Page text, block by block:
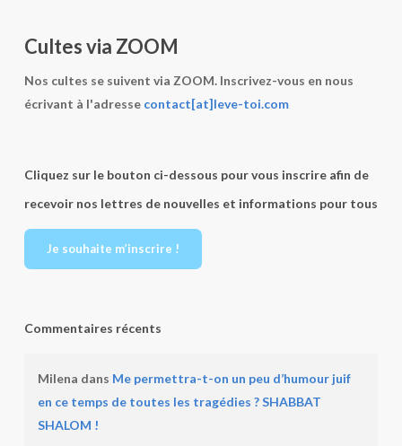
Cultes via ZOOM
Nos cultes se suivent via ZOOM. Inscrivez-vous en nous
écrivant à l'adresse contact[at]leve-toi.com
Cliquez sur le bouton ci-dessous pour vous inscrire afin de
recevoir nos lettres de nouvelles et informations pour tous
Je souhaite m’inscrire !
Commentaires récents
Milena dans Me permettra-t-on un peu d’humour juif
en ce temps de toutes les tragédies ? SHABBAT
SHALOM !